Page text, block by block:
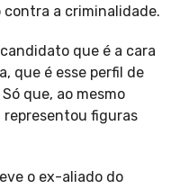
a criminalidade.
que é a cara
que é esse perfil de
que, ao mesmo
representou figuras
o ex-aliado do